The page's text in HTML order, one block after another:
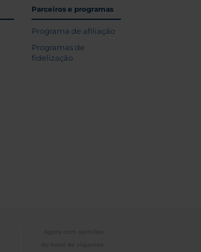
Parceiros e programas
Programa de afiliação
Programas de
fidelização